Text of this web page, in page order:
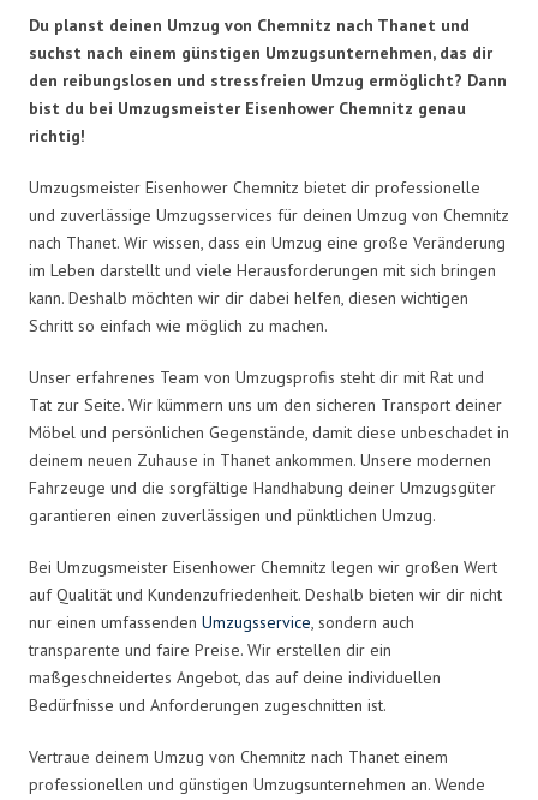
Du planst deinen Umzug von Chemnitz nach Thanet und
suchst nach einem günstigen Umzugsunternehmen, das dir
den reibungslosen und stressfreien Umzug ermöglicht? Dann
bist du bei Umzugsmeister Eisenhower Chemnitz genau
richtig!
Umzugsmeister Eisenhower Chemnitz bietet dir professionelle
und zuverlässige Umzugsservices für deinen Umzug von Chemnitz
nach Thanet. Wir wissen, dass ein Umzug eine große Veränderung
im Leben darstellt und viele Herausforderungen mit sich bringen
kann. Deshalb möchten wir dir dabei helfen, diesen wichtigen
Schritt so einfach wie möglich zu machen.
Unser erfahrenes Team von Umzugsprofis steht dir mit Rat und
Tat zur Seite. Wir kümmern uns um den sicheren Transport deiner
Möbel und persönlichen Gegenstände, damit diese unbeschadet in
deinem neuen Zuhause in Thanet ankommen. Unsere modernen
Fahrzeuge und die sorgfältige Handhabung deiner Umzugsgüter
garantieren einen zuverlässigen und pünktlichen Umzug.
Bei Umzugsmeister Eisenhower Chemnitz legen wir großen Wert
auf Qualität und Kundenzufriedenheit. Deshalb bieten wir dir nicht
nur einen umfassenden Umzugsservice, sondern auch
transparente und faire Preise. Wir erstellen dir ein
maßgeschneidertes Angebot, das auf deine individuellen
Bedürfnisse und Anforderungen zugeschnitten ist.
Vertraue deinem Umzug von Chemnitz nach Thanet einem
professionellen und günstigen Umzugsunternehmen an. Wende